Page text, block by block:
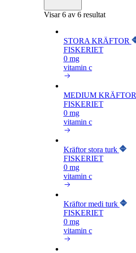
Visar6av 6 resultat
STORA KRÄFTOR
FISKERIET
0 mg
vitamin c
MEDIUM KRÄFTOR
FISKERIET
0 mg
vitamin c
Kräftor stora turk
FISKERIET
0 mg
vitamin c
Kräftor medi turk
FISKERIET
0 mg
vitamin c